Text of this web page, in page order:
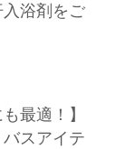
浴剤をご
最適！】
スアイテ